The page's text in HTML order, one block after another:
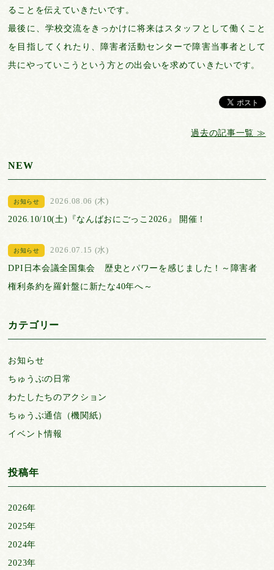
ることを伝えていきたいです。
最後に、学校交流をきっかけに将来はスタッフとして働くこと
を目指してくれたり、障害者活動センターで障害当事者として
共にやっていこうという方との出会いを求めていきたいです。
過去の記事一覧 ≫
NEW
お知らせ
2026.08.06 (木)
2026.10/10(土)『なんばおにごっこ2026』 開催！
お知らせ
2026.07.15 (水)
DPI日本会議全国集会 歴史とパワーを感じました！～障害者
権利条約を羅針盤に新たな40年へ～
カテゴリー
お知らせ
ちゅうぶの日常
わたしたちのアクション
ちゅうぶ通信（機関紙）
イベント情報
投稿年
2026年
2025年
2024年
2023年